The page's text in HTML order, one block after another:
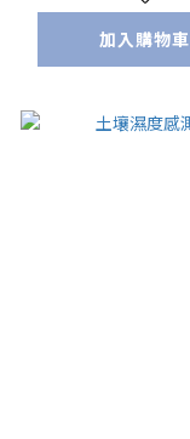
加入購物車